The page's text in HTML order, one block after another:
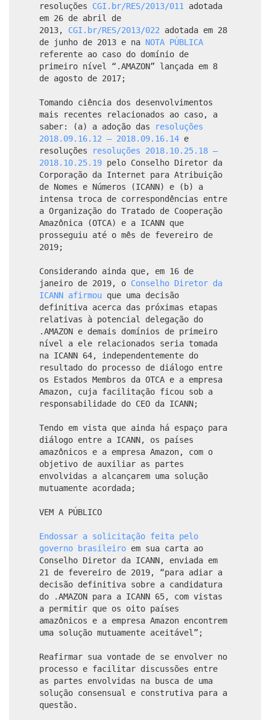
resoluções CGI.br/RES/2013/011
adotada
em 26 de abril de
2013, CGI.br/RES/2013/022 adotada em 28
de junho de 2013 e na NOTA PÚBLICA
referente ao caso do domínio de
primeiro nível “.AMAZON” lançada em 8
de agosto de 2017;
Tomando ciência dos desenvolvimentos
mais recentes relacionados ao caso, a
saber: (a) a adoção das
resoluções
2018.09.16.12 – 2018.09.16.14 e
resoluções
resoluções 2018.10.25.18 –
2018.10.25.19 pelo Conselho Diretor da
Corporação da Internet para Atribuição
de Nomes e Números (ICANN) e (b) a
intensa troca de correspondências entre
a Organização do Tratado de Cooperação
Amazônica (OTCA) e a ICANN que
prosseguiu até o mês de fevereiro de
2019;
Considerando ainda que, em 16 de
janeiro de 2019, o Conselho Diretor da
ICANN afirmou que uma decisão
definitiva acerca das próximas etapas
relativas à potencial delegação do
.AMAZON e demais domínios de primeiro
nível a ele relacionados seria tomada
na ICANN 64, independentemente do
resultado do processo de diálogo entre
os Estados Membros da OTCA e a empresa
Amazon, cuja facilitação ficou sob a
responsabilidade do CEO da ICANN;
Tendo em vista que ainda há espaço para
diálogo entre a ICANN, os países
amazônicos e a empresa Amazon, com o
objetivo de auxiliar as partes
envolvidas a alcançarem uma solução
mutuamente acordada;
VEM A PÚBLICO
Endossar a solicitação feita pelo
governo brasileiro em sua carta ao
Conselho Diretor da ICANN, enviada em
21 de fevereiro de 2019, “para adiar a
decisão definitiva sobre a candidatura
do .AMAZON para a ICANN 65, com vistas
a permitir que os oito países
amazônicos e a empresa Amazon encontrem
uma solução mutuamente aceitável”;
Reafirmar sua vontade de se envolver no
processo e facilitar discussões entre
as partes envolvidas na busca de uma
solução consensual e construtiva para a
questão.